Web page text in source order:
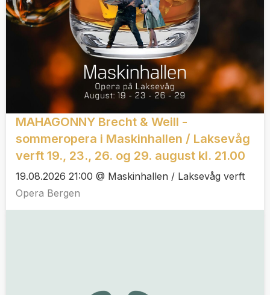
MAHAGONNY Brecht & Weill -
sommeropera i Maskinhallen / Laksevåg
verft 19., 23., 26. og 29. august kl. 21.00
19.08.2026 21:00 @ Maskinhallen / Laksevåg verft
Opera Bergen